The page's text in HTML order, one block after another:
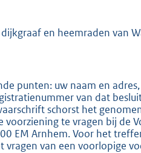
b
en heemraden van
punten: uw naam en
van dat
schorst het
te vragen bij de
EM Arnhem. Voor het
van een voorlopige